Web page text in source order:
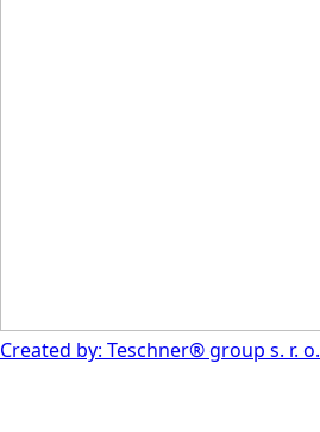
Created by: Teschner® group s. r. o.